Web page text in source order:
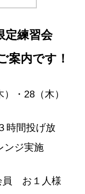
定練習会
案内です！
・28（木）
時間投げ放
ンジ実施
員 お１人様